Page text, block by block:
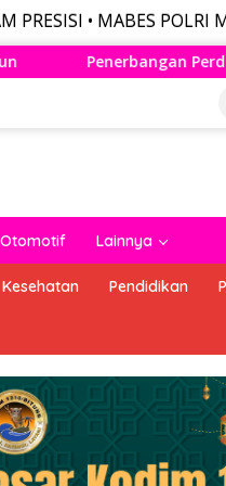
POLRI
Air Bandung –
Lainnya
Kesehatan Pendidikan